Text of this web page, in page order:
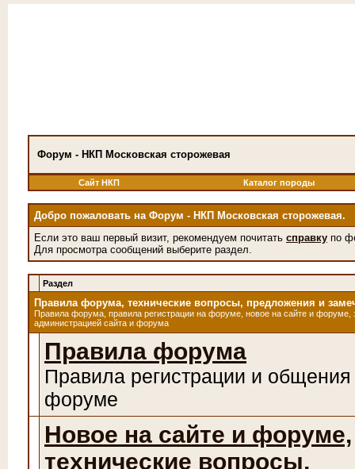
Форум - НКП Московская сторожевая
Сайт НКП Каталог породы
Добро пожаловать на Форум - НКП Московская сторожевая.
Если это ваш первый визит, рекомендуем почитать справку по
Для просмотра сообщений выберите раздел.
Раздел
Правила форума, технические вопросы, предложения и
Правила форума, правила регистрации на форуме, новое на сайте и
администрацией сайта и форума
Правила форума
Правила регистрации и
форуме
Новое на сайте и форуме,
технические вопросы,